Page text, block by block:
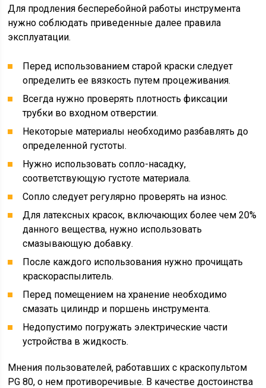
Для продления бесперебойной работы инструмента
нужно соблюдать приведенные далее правила
эксплуатации.
Перед использованием старой краски следует
определить ее вязкость путем процеживания.
Всегда нужно проверять плотность фиксации
трубки во входном отверстии.
Некоторые материалы необходимо разбавлять до
определенной густоты.
Нужно использовать сопло-насадку,
соответствующую густоте материала.
Сопло следует регулярно проверять на износ.
Для латексных красок, включающих более чем 20%
данного вещества, нужно использовать
смазывающую добавку.
После каждого использования нужно прочищать
краскораспылитель.
Перед помещением на хранение необходимо
смазать цилиндр и поршень инструмента.
Недопустимо погружать электрические части
устройства в жидкость.
Мнения пользователей, работавших с краскопультом
PG 80, о нем противоречивые. В качестве достоинства